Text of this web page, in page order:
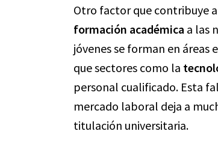
Otro factor que contribuye
formación académica a las
jóvenes se forman en áreas
que sectores como la
personal cualificado. Esta
mercado laboral deja a
titulación universitaria.